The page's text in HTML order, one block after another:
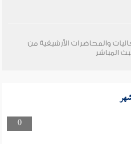
1444هـ
والمحاضرات الأرشيفية من
المباشر
0